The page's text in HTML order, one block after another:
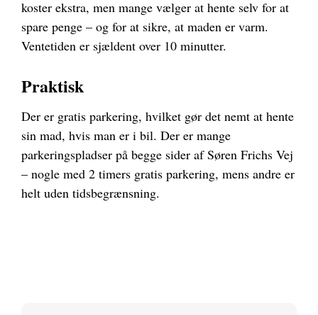
koster ekstra, men mange vælger at hente selv for at
spare penge – og for at sikre, at maden er varm.
Ventetiden er sjældent over 10 minutter.
Praktisk
Der er gratis parkering, hvilket gør det nemt at hente
sin mad, hvis man er i bil. Der er mange
parkeringspladser på begge sider af Søren Frichs Vej
– nogle med 2 timers gratis parkering, mens andre er
helt uden tidsbegrænsning.